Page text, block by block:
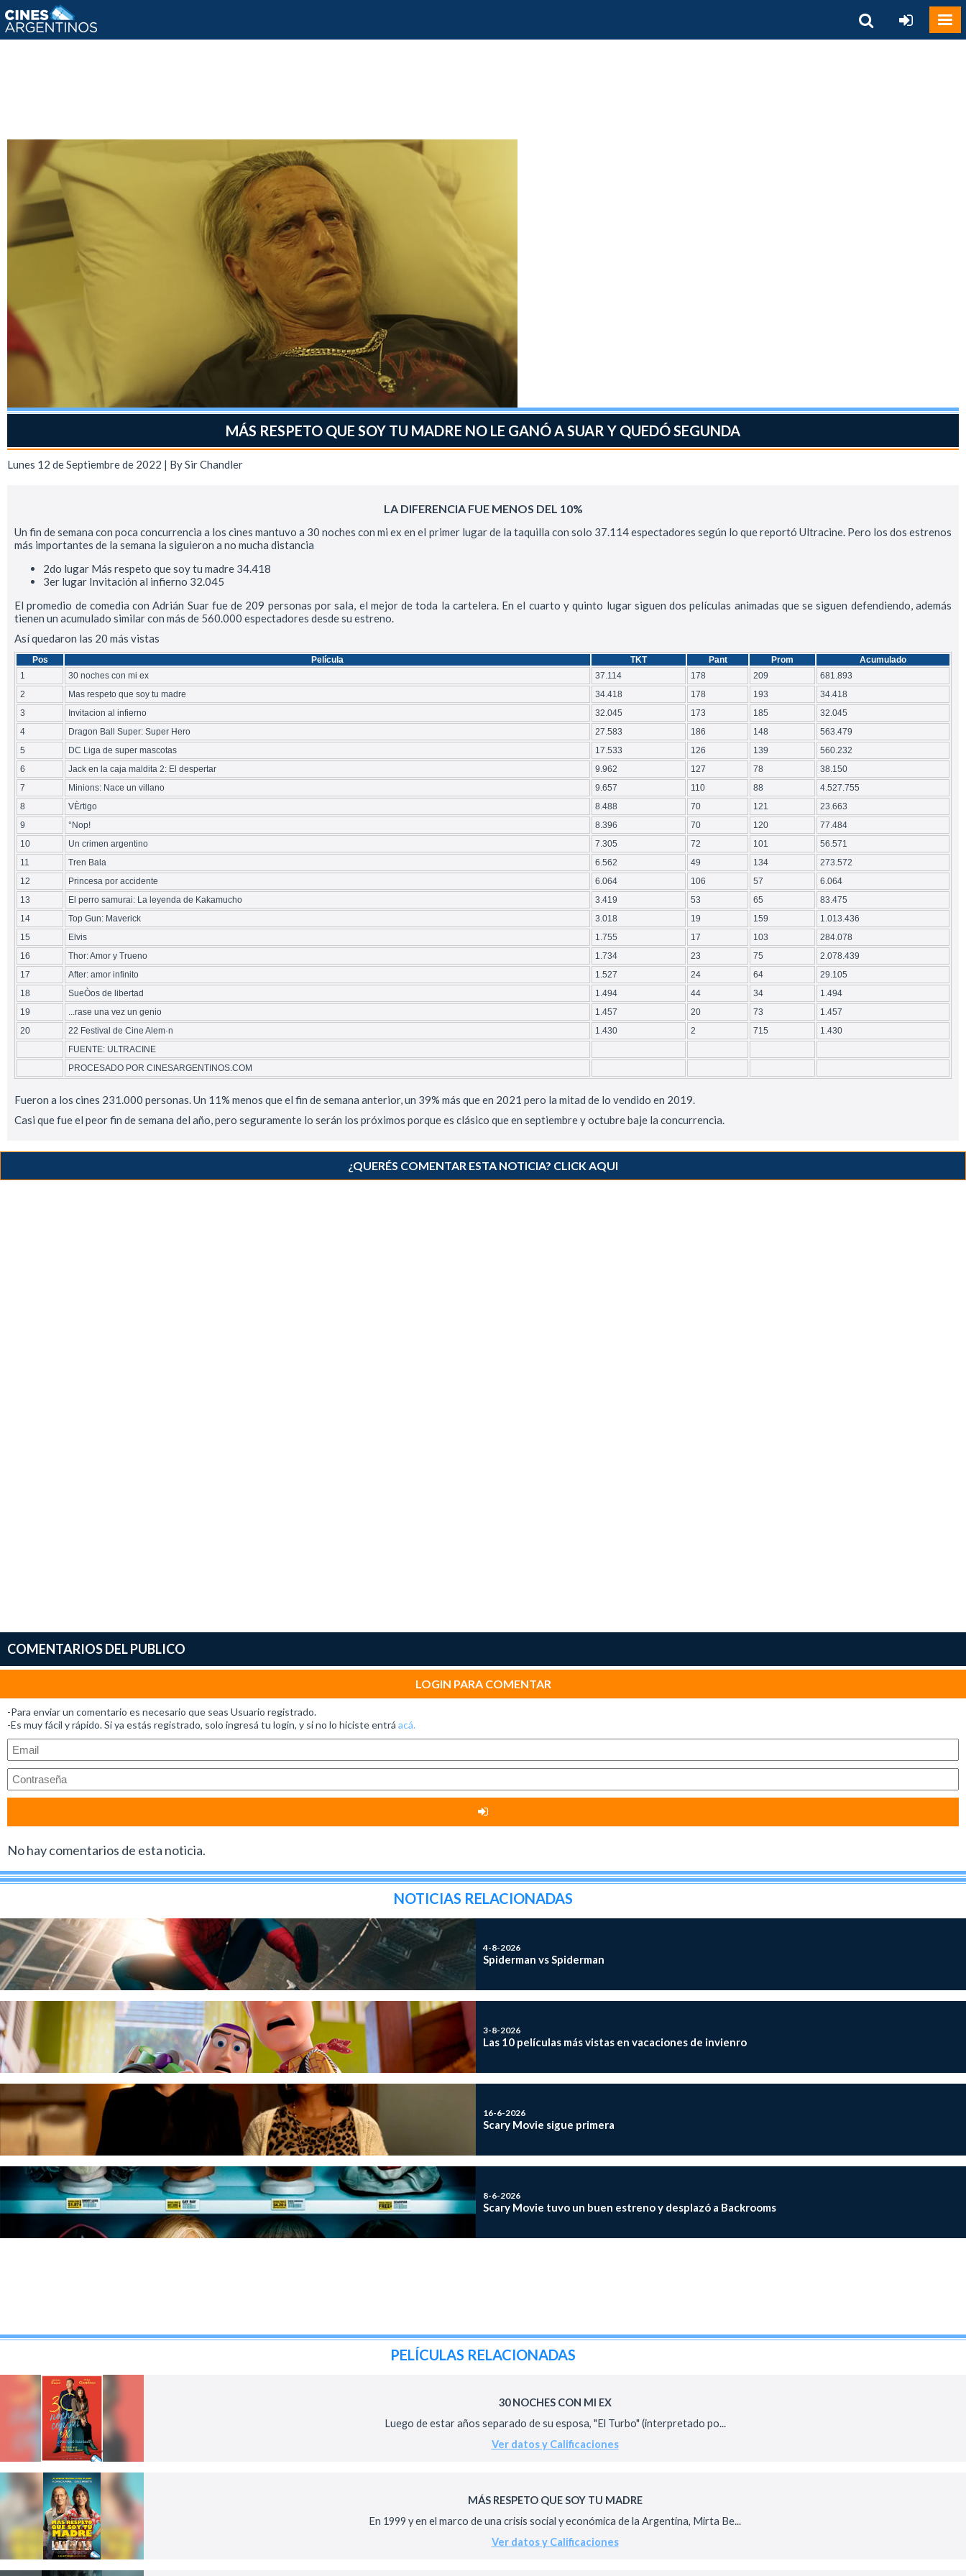
MÁS RESPETO QUE SOY TU MADRE NO LE GANÓ A SUAR Y QUEDÓ SEGUNDA
Lunes 12 de Septiembre de 2022 | BySir Chandler
LA DIFERENCIA FUE MENOS DEL 10%
Un fin de semana con poca concurrencia a los cines mantuvo a 30 noches con mi ex en el primer lugar de la taquilla con solo 37.114 espectadores según lo que reportó Ultracine. Pero los dos estrenos
más importantes de la semana la siguieron a no mucha distancia
2do lugar Más respeto que soy tu madre 34.418
3er lugar Invitación al infierno 32.045
El promedio de comedia con Adrián Suar fue de 209 personas por sala, el mejor de toda la cartelera. En el cuarto y quinto lugar siguen dos películas animadas que se siguen defendiendo, además
tienen un acumulado similar con más de 560.000 espectadores desde su estreno.
Así quedaron las 20 más vistas
Pos Película TKT Pant Prom
Acumulado
1
30 noches con mi ex 37.114 178 209
681.893
2
Mas respeto que soy tu madre 34.418 178 193
34.418
3
Invitacion al infierno 32.045 173 185
32.045
4
Dragon Ball Super: Super Hero 27.583 186 148
563.479
5
DC Liga de super mascotas 17.533 126 139
560.232
6
Jack en la caja maldita 2: El despertar 9.962 127 78
38.150
7
Minions: Nace un villano 9.657 110 88
4.527.755
8
VÈrtigo 8.488 70 121
23.663
9
°Nop! 8.396 70 120
77.484
10
Un crimen argentino 7.305 72 101
56.571
11
Tren Bala 6.562 49 134
273.572
12
Princesa por accidente 6.064 106 57
6.064
13
El perro samurai: La leyenda de Kakamucho 3.419 53 65
83.475
14
Top Gun: Maverick 3.018 19 159
1.013.436
15
Elvis 1.755 17 103
284.078
16
Thor: Amor y Trueno 1.734 23 75
2.078.439
17
After: amor infinito 1.527 24 64
29.105
18
SueÒos de libertad 1.494 44 34
1.494
19
...rase una vez un genio 1.457 20 73
1.457
20
22 Festival de Cine Alem·n 1.430 2 715
1.430
FUENTE: ULTRACINE
PROCESADO POR CINESARGENTINOS.COM
Fueron a los cines 231.000 personas. Un 11% menos que el fin de semana anterior, un 39% más que en 2021 pero la mitad de lo vendido en 2019.
Casi que fue el peor fin de semana del año, pero seguramente lo serán los próximos porque es clásico que en septiembre y octubre baje la concurrencia.
¿QUERÉS COMENTAR ESTA NOTICIA? CLICK AQUI
COMENTARIOS DEL PUBLICO
LOGIN PARA COMENTAR
-Para enviar un comentario es necesario que seas Usuario registrado.
-Es muy fácil y rápido. Si ya estás registrado, solo ingresá tu login, y si no lo hiciste entrá acá.
No hay comentarios de esta noticia.
NOTICIAS RELACIONADAS
4-8-2026
Spiderman vs Spiderman
3-8-2026
Las 10 películas más vistas en vacaciones de invienro
16-6-2026
Scary Movie sigue primera
8-6-2026
Scary Movie tuvo un buen estreno y desplazó a Backrooms
PELÍCULAS RELACIONADAS
30 NOCHES CON MI EX
Luego de estar años separado de su esposa, "El Turbo" (interpretado po...
Ver datos y Calificaciones
MÁS RESPETO QUE SOY TU MADRE
En 1999 y en el marco de una crisis social y económica de la Argentina, Mirta Be...
Ver datos y Calificaciones